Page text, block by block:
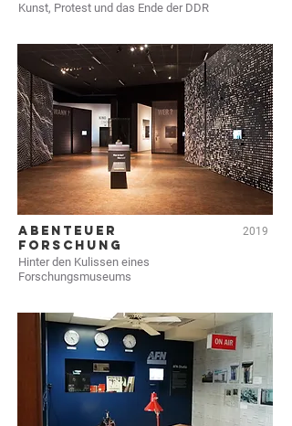
Kunst, Protest und das Ende der DDR
ABENTEUER
FORSCHUNG
2019
Hinter den Kulissen eines
Forschungsmuseums